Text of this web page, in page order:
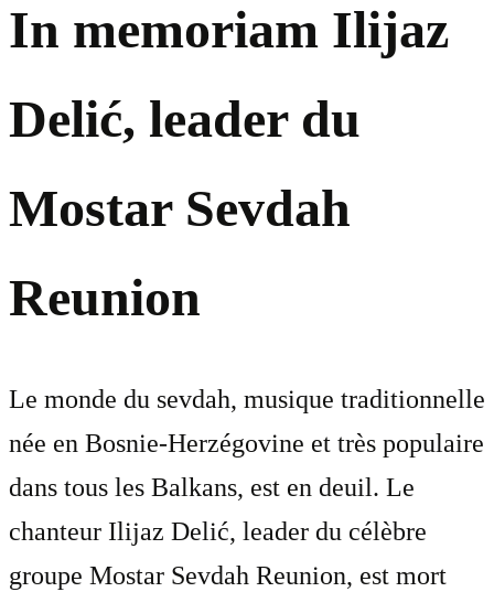
In memoriam Ilijaz
Delić, leader du
Mostar Sevdah
Reunion
Le monde du sevdah, musique traditionnelle
née en Bosnie-Herzégovine et très populaire
dans tous les Balkans, est en deuil. Le
chanteur Ilijaz Delić, leader du célèbre
groupe Mostar Sevdah Reunion, est mort